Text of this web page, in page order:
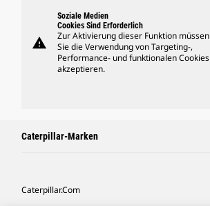
warning
Soziale Medien
Cookies Sind Erforderlich
Zur Aktivierung dieser Funktion müssen
Sie die Verwendung von Targeting-,
Performance- und funktionalen Cookies
akzeptieren.
Caterpillar-Marken
Caterpillar.com